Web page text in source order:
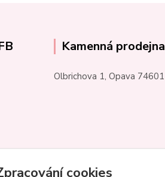
Kamenná prodejna
Olbrichova 1, Opava 74601
cookies